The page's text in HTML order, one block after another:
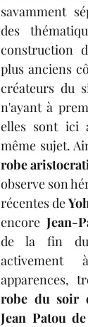
savamment
des
construction
plus anciens
créateurs du
n'ayant à
elles sont ici
même sujet.
robe
observe son
récentes de
encore Jean-
de la fin du
robe du soir
Jean Patou